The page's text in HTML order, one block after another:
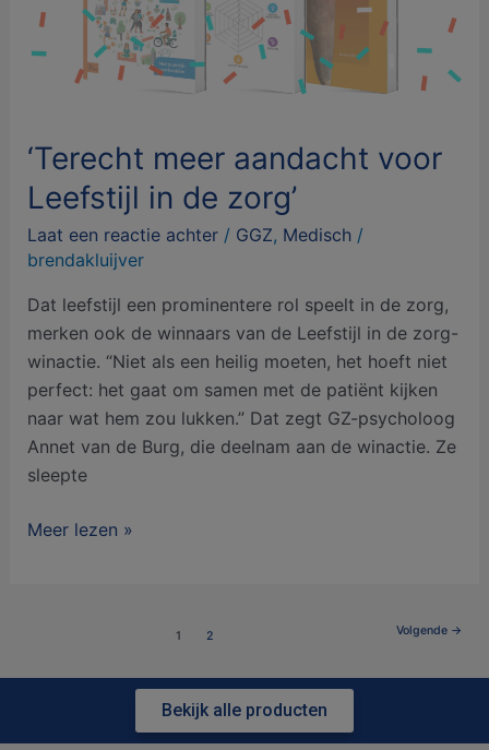
‘Terecht meer aandacht voor
Leefstijl in de zorg’
Laat een reactie achter / GGZ, Medisch/
brendakluijver
Dat leefstijl een prominentere rol speelt in de zorg,
merken ook de winnaars van de Leefstijl in de zorg-
winactie. “Niet als een heilig moeten, het hoeft niet
perfect: het gaat om samen met de patiënt kijken
naar wat hem zou lukken.” Dat zegt GZ-psycholoog
Annet van de Burg, die deelnam aan de winactie. Ze
sleepte
Leefstijl
in
Meer lezen »
1 2 Volgende →
Bekijk alle producten